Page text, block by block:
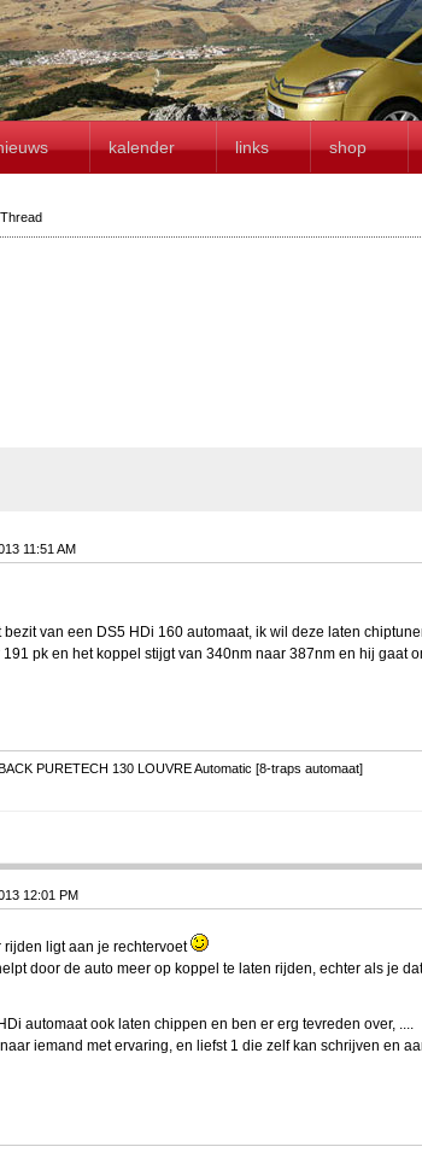
kalender links shop
Thread
11:51 AM
bezit van een DS5 HDi 160 automaat, ik wil deze laten
191 pk en het koppel stijgt van 340nm naar 387nm en hij gaat
PURETECH 130 LOUVRE Automatic [8-traps automaat]
12:01 PM
rijden ligt aan je rechtervoet
door de auto meer op koppel te laten rijden, echter als je
automaat ook laten chippen en ben er erg tevreden over, ....
iemand met ervaring, en liefst 1 die zelf kan schrijven en